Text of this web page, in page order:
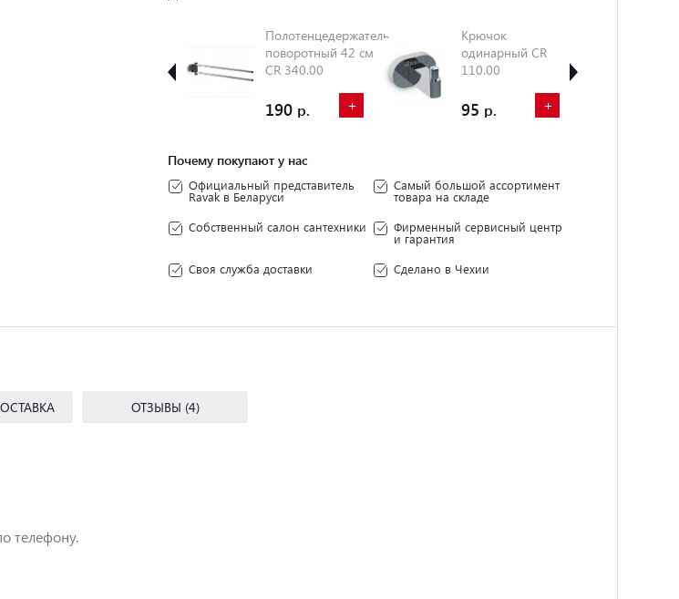
Полотенцедержатель
поворотный 42 см
CR 340.00
190 +
Крючок
одинарный CR
110.00
95 +
Почему покупают у нас
Официальный представитель
Ravak в Беларуси
Самый большой ассортимент
товара на складе
Собственный салон сантехники
Фирменный сервисный центр
и гарантия
Своя служба доставки
Сделано в Чехии
ОТЗЫВЫ (4)
телефону.